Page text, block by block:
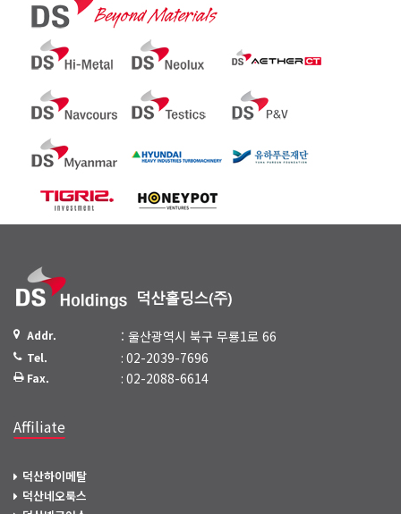
Addr. : 울산광역시 북구 무룡1로 66
Tel. : 02-2039-7696
Fax. : 02-2088-6614
Affiliate
덕산하이메탈
덕산네오룩스